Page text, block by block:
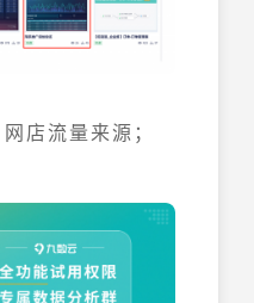
店流量来源；